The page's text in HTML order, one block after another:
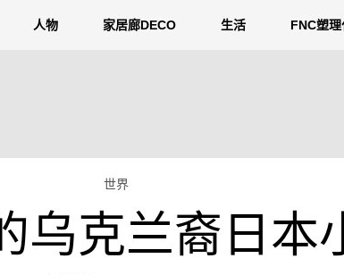
人物 家居廊DECO 生活 FNC塑
世界
乌克兰裔日本